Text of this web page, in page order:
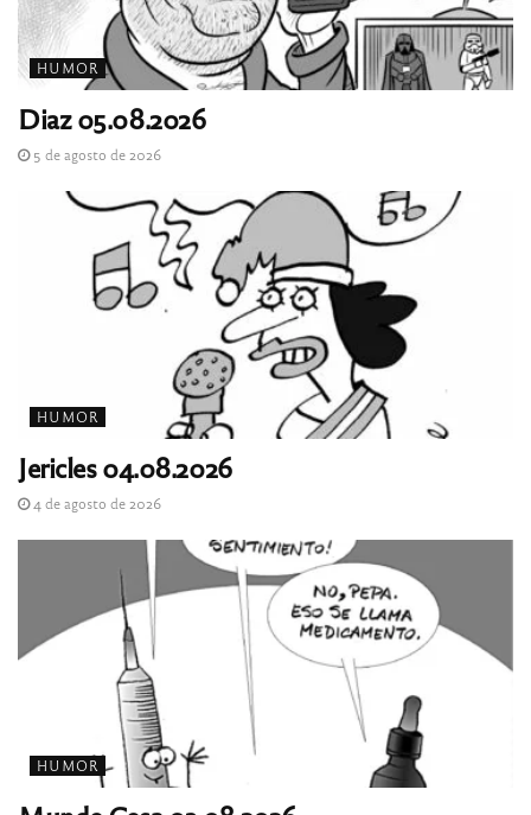
HUMOR
Diaz 05.08.2026
5 de agosto de 2026
HUMOR
Jericles 04.08.2026
4 de agosto de 2026
HUMOR